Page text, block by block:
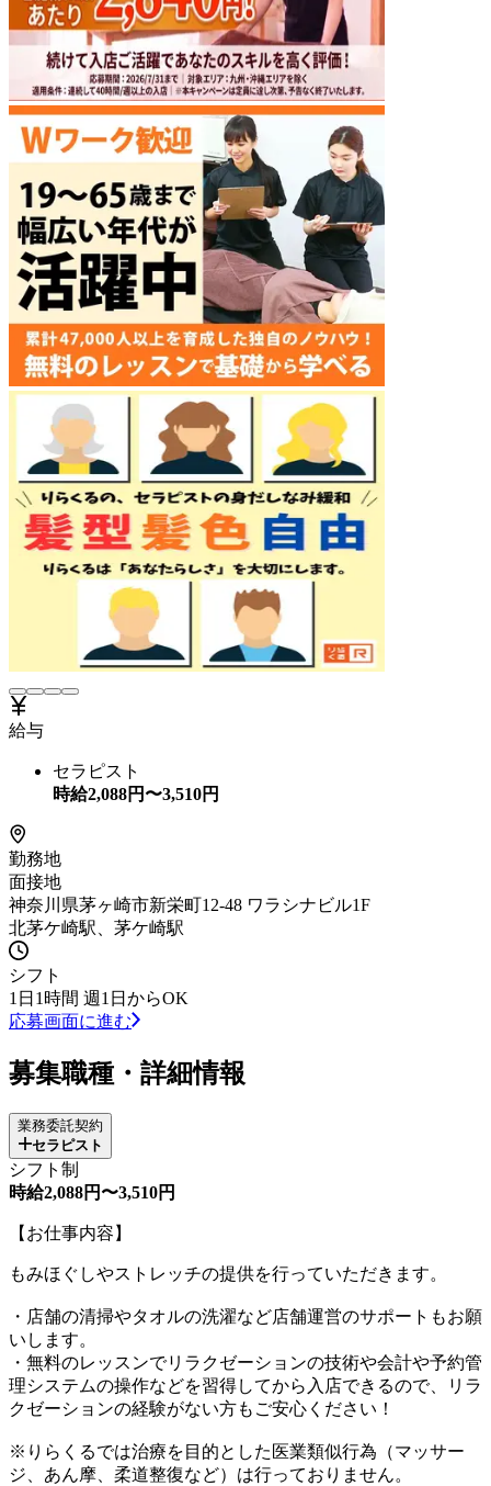
給与
セラピスト
時給2,088円〜3,510円
勤務地
面接地
神奈川県茅ヶ崎市新栄町12-48 ワラシナビル1F
北茅ケ崎駅、茅ケ崎駅
シフト
1日1時間 週1日からOK
応募画面に進む
募集職種・詳細情報
業務委託契約
セラピスト
シフト制
時給2,088円〜3,510円
【お仕事内容】
もみほぐしやストレッチの提供を行っていただきます。
・店舗の清掃やタオルの洗濯など店舗運営のサポートもお願
いします。
・無料のレッスンでリラクゼーションの技術や会計や予約管
理システムの操作などを習得してから入店できるので、リラ
クゼーションの経験がない方もご安心ください！
※りらくるでは治療を目的とした医業類似行為（マッサー
ジ、あん摩、柔道整復など）は行っておりません。